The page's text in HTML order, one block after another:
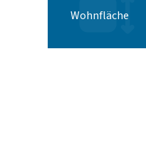
Wohnfläche